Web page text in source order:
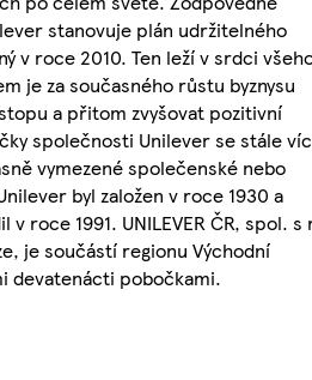
stanovuje plán udržitelného
v roce 2010. Ten leží v srdci
je za současného růstu byznysu
a přitom zvyšovat pozitivní
společnosti Unilever se stále
vymezené společenské nebo
byl založen v roce 1930 a
roce 1991. UNILEVER ČR, spol. s
je součástí regionu Východní
devatenácti pobočkami.